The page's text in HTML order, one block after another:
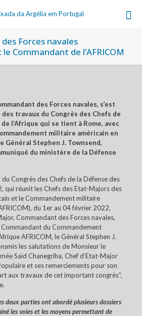
Forces navales
Commandant de l’AFRICOM
des Forces navales, s’est
travaux du Congrès des Chefs de
l’Afrique qui se tient à Rome, avec
militaire américain en
Général Stephen J. Townsend,
du ministère de la Défense
Congrès des Chefs de la Défense des
qui réunit les Chefs des Etat-Majors des
et le Commandement militaire
du 1er au 04 février 2022,
Commandant des Forces navales,
Commandant du Commandement
AFRICOM, le Général Stephen J.
les salutations de Monsieur le
Saïd Chanegriha, Chef d’Etat-Major
et ses remerciements pour son
aux travaux de cet important congrès”,
deux parties ont abordé plusieurs dossiers
les voies et les moyens permettant de